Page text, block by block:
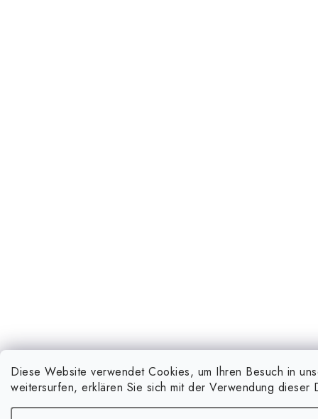
Diese Website verwendet Cookies, um Ihren Besuch in
weitersurfen, erklären Sie sich mit der Verwendung dieser